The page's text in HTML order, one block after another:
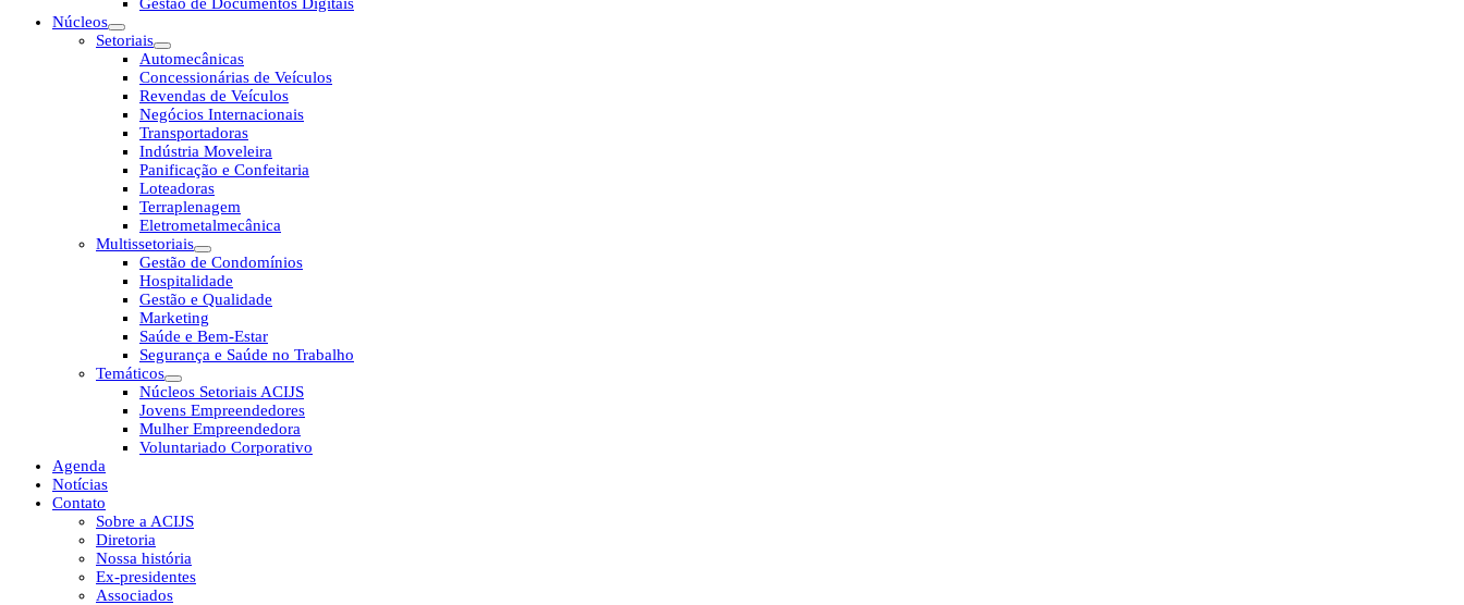
Núcleos
Setoriais
Automecânicas
Concessionárias de Veículos
Revendas de Veículos
Negócios Internacionais
Transportadoras
Indústria Moveleira
Panificação e Confeitaria
Loteadoras
Terraplenagem
Eletrometalmecânica
Multissetoriais
Gestão de Condomínios
Hospitalidade
Gestão e Qualidade
Marketing
Saúde e Bem-Estar
Segurança e Saúde no Trabalho
Temáticos
Núcleos Setoriais ACIJS
Jovens Empreendedores
Mulher Empreendedora
Voluntariado Corporativo
Agenda
Notícias
Contato
Sobre a ACIJS
Diretoria
Nossa história
Ex-presidentes
Associados